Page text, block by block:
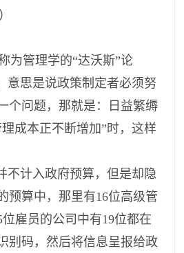
为管理学的“达沃斯”论
意思是说政策制定者必须努
个问题，那就是：日益繁缛
成本正不断增加”时，这样
不计入政府预算，但是却隐
预算中，那里有16位高级管
雇员的公司中有19位都在
别码，然后将信息呈报给政